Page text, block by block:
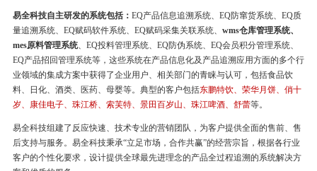
易全科技自主研发的系统包括： EQ产品信息追溯系统、EQ防窜货系统、EQ质
量追溯系统、EQ赋码软件系统、EQ赋码采集关联系统、 wms仓库管理系统、
mes原料管理系统、EQ投料管理系统、EQ防伪系统、EQ会员积分管理系统、
EQ产品招回管理系统等，这些系统在产品信息化及产品追溯应用方面的多个行
业领域的集成方案中获得了企业用户、相关部门的青睐与认可，包括食品饮
料、日化、酒类、医药、母婴等。典型的客户包括东鹏特饮、荣华月饼、俏十
岁、康佳电子、珠江桥、索芙特、景田百岁山、珠江啤酒、舒蕾等。
易全科技组建了反应快速、技术专业的营销团队，为客户提供全面的售前、售
后支持与服务。易全科技秉承“立足市场，合作共赢”的经营宗旨，根据各行业
客户的个性化要求，设计提供全球最先进理念的产品全过程追溯的系统解决方